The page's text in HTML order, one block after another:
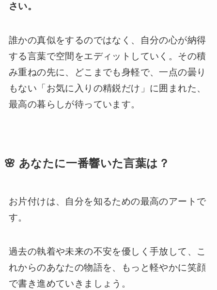
さい。
誰かの真似をするのではなく、自分の心が納得
する言葉で空間をエディットしていく。その積
み重ねの先に、どこまでも身軽で、一点の曇り
もない「お気に入りの精鋭だけ」に囲まれた、
最高の暮らしが待っています。
🌸 あなたに一番響いた言葉は？
お片付けは、自分を知るための最高のアートで
す。
過去の執着や未来の不安を優しく手放して、こ
れからのあなたの物語を、もっと軽やかに笑顔
で書き進めていきましょう。